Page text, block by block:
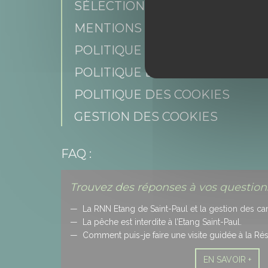
SÉLECTION DE PROFIL
MENTIONS LÉGALES
POLITIQUE DE
POLITIQUE DES RÉSEAUX
POLITIQUE DES COOKIES
GESTION DES COOKIES
FAQ :
Trouvez des réponses à vos
La RNN Etang de Saint-Paul et la gestion des
La pêche est interdite à l’Etang Saint-Paul.
Comment puis-je faire une visite guidée à la
EN SAVOIR +